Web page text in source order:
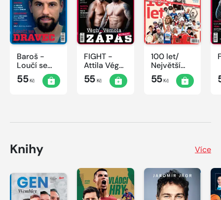
Baroš -
Loučí se
dravec
55Kč
FIGHT -
Attila Végh
vs. Karlos
Vémola
55Kč
100 let/
Největší
okamžiky
českého
55Kč
Knihy Více